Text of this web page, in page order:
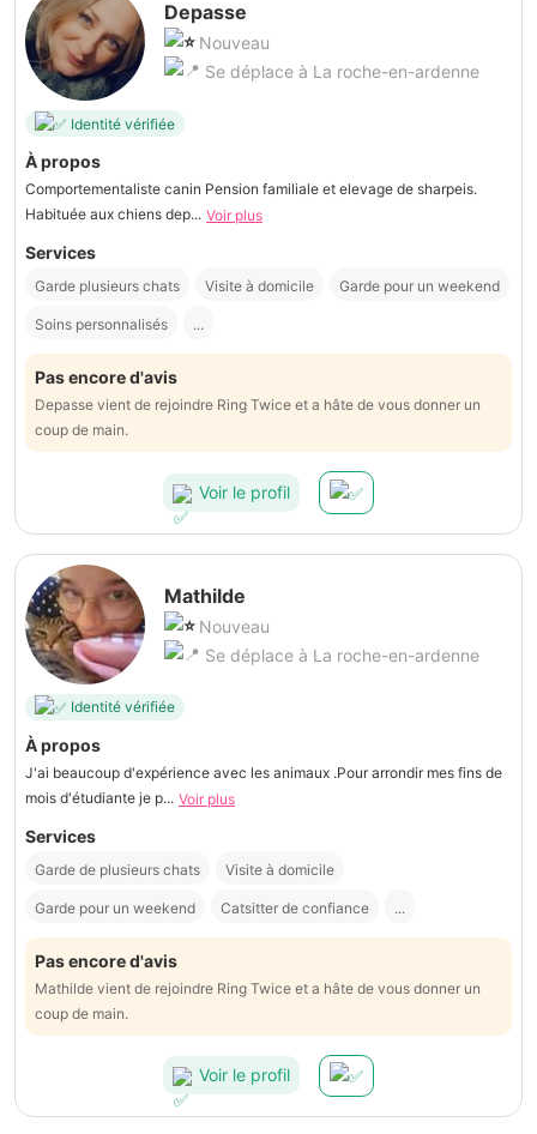
Depasse
Nouveau
Se déplace à La roche-en-ardenne
Identité vérifiée
À propos
Comportementaliste canin Pension familiale et elevage de sharpeis.
Habituée aux chiens dep... Voir plus
Services
Garde plusieurs chats Visite à domicile Garde pour un weekend
Soins personnalisés ...
Pas encore d'avis
Depasse vient de rejoindre Ring Twice et a hâte de vous donner un
coup de main.
Voir le profil
Mathilde
Nouveau
Se déplace à La roche-en-ardenne
Identité vérifiée
À propos
J'ai beaucoup d'expérience avec les animaux .Pour arrondir mes fins de
mois d'étudiante je p... Voir plus
Services
Garde de plusieurs chats Visite à domicile
Garde pour un weekend Catsitter de confiance ...
Pas encore d'avis
Mathilde vient de rejoindre Ring Twice et a hâte de vous donner un
coup de main.
Voir le profil